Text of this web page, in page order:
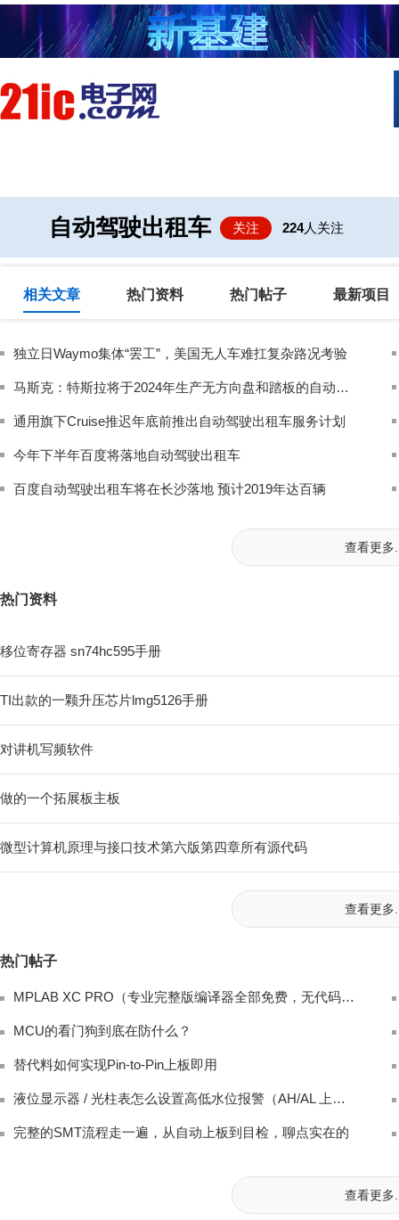
自动驾驶出租车 关注 224人关注
相关文章 热门资料 热门帖子 最新项目
独立日Waymo集体“罢工”，美国无人车难扛复杂路况考验
马斯克：特斯拉将于2024年生产无方向盘和踏板的自动驾驶出租车
通用旗下Cruise推迟年底前推出自动驾驶出租车服务计划
今年下半年百度将落地自动驾驶出租车
百度自动驾驶出租车将在长沙落地 预计2019年达百辆
查看更多
热门资料
移位寄存器 sn74hc595手册
TI出款的一颗升压芯片lmg5126手册
对讲机写频软件
做的一个拓展板主板
微型计算机原理与接口技术第六版第四章所有源代码
查看更多
热门帖子
MPLAB XC PRO（专业完整版编译器全部免费，无代码限制、无高级优化封锁，商
MCU的看门狗到底在防什么？
替代料如何实现Pin-to-Pin上板即用
液位显示器 / 光柱表怎么设置高低水位报警（AH/AL 上下限参数调试）？
完整的SMT流程走一遍，从自动上板到目检，聊点实在的
查看更多